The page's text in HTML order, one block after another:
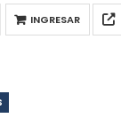
INGRESAR